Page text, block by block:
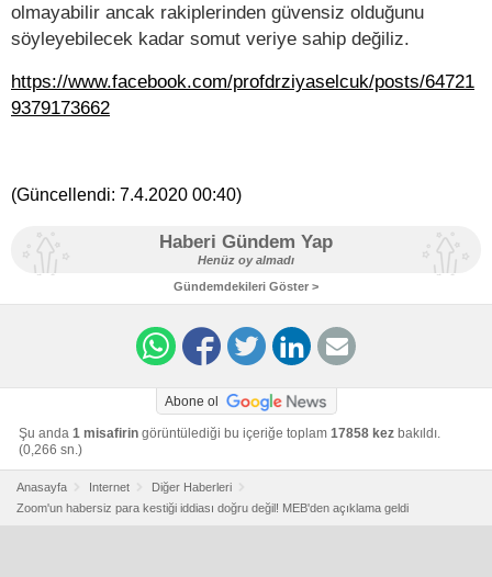
olmayabilir ancak rakiplerinden güvensiz olduğunu
söyleyebilecek kadar somut veriye sahip değiliz.
https://www.facebook.com/profdrziyaselcuk/posts/64721
9379173662
(Güncellendi: 7.4.2020 00:40)
Haberi Gündem Yap
Henüz oy almadı
Gündemdekileri Göster >
Abone ol
Şu anda 1 misafirin görüntülediği bu içeriğe toplam 17858 kez bakıldı.
(0,266 sn.)
Anasayfa Internet
Diğer Haberleri
Zoom'un habersiz para kestiği iddiası doğru değil! MEB'den açıklama geldi